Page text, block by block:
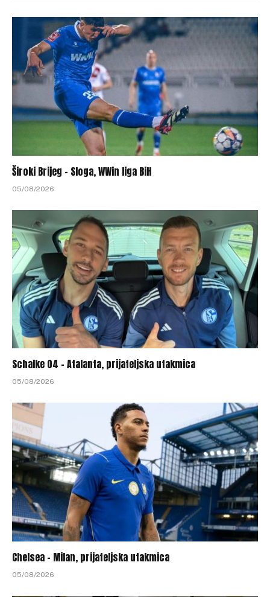
Široki Brijeg – Sloga, WWin liga BiH
05/08/2026
Schalke 04 – Atalanta, prijateljska utakmica
05/08/2026
Chelsea – Milan, prijateljska utakmica
05/08/2026